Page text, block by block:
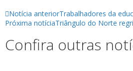
Notícia anteriorTrabalhadores da
Próxima notíciaTriângulo do Norte
Confira outras